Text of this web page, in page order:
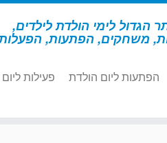
הגדול לימי הולדת לילדים,
משחקים, הפתעות,
הפתעות ליום הולדת פעילות